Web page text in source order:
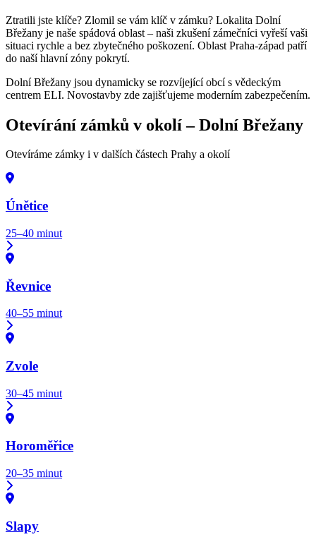
Ztratili jste klíče? Zlomil se vám klíč v zámku? Lokalita Dolní
Břežany je naše spádová oblast – naši zkušení zámečníci vyřeší vaši
situaci rychle a bez zbytečného poškození. Oblast Praha-západ patří
do naší hlavní zóny pokrytí.
Dolní Břežany jsou dynamicky se rozvíjející obcí s vědeckým
centrem ELI. Novostavby zde zajišťujeme moderním zabezpečením.
Otevírání zámků v okolí –Dolní Břežany
Otevíráme zámky i v dalších částech Prahy a okolí
Únětice
25–40 minut
Řevnice
40–55 minut
Zvole
30–45 minut
Horoměřice
20–35 minut
Slapy